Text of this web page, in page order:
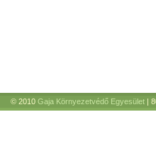
© 2010 Gaja Környezetvédő Egyesület |